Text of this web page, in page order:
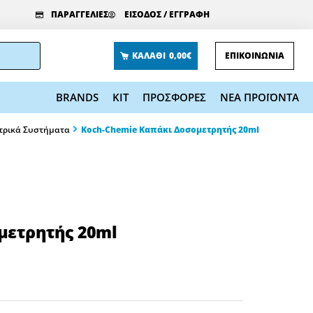
ΠΑΡΑΓΓΕΛΙΕΣ ΕΙΣΟΔΟΣ / ΕΓΓΡΑΦΗ
ΚΑΛΑΘΙ 0,00€ ΕΠΙΚΟΙΝΩΝΙΑ
BRANDS KIT ΠΡΟΣΦΟΡΕΣ ΝΕΑ ΠΡΟΪΟΝΤΑ
Συστήματα Koch-Chemie Καπάκι Δοσομετρητής 20ml
20ml